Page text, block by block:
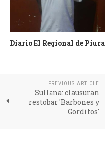
Diario El Regional de Piura
PREVIOUS ARTICLE
Sullana: clausuran
restobar 'Barbones y
Gorditos'